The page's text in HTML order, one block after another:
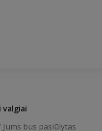
valgiai
bus pasiūlytas